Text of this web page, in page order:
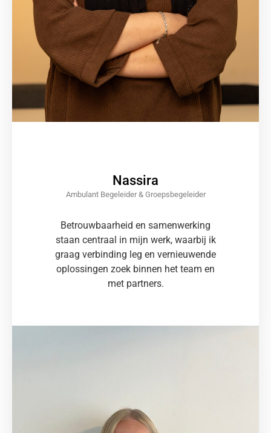
Nassira
Ambulant Begeleider & Groepsbegeleider
Betrouwbaarheid en samenwerking
staan centraal in mijn werk, waarbij ik
graag verbinding leg en vernieuwende
oplossingen zoek binnen het team en
met partners.